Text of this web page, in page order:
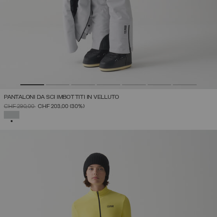
PANTALONI DA SCI IMBOTTITI IN VELLUTO
PREZZO RIDOTTO DA
CHF 290,00ACHF 203,00 (30%)